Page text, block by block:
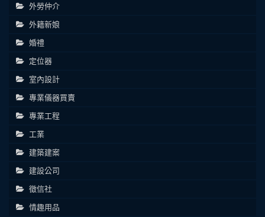
外勞仲介
外籍新娘
婚禮
定位器
室內設計
專業儀器買賣
專業工程
工業
建築建案
建設公司
徵信社
情趣用品